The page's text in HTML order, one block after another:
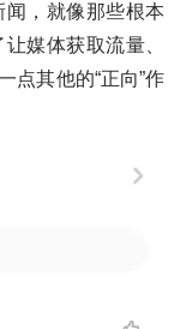
，就像那些根本
媒体获取流量、
点其他的“正向”作